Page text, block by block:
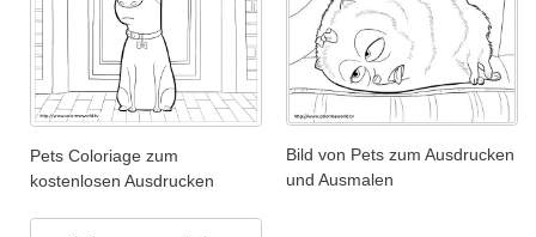
Pets Coloriage zum
kostenlosen Ausdrucken
Bild von Pets zum Ausdrucken
und Ausmalen